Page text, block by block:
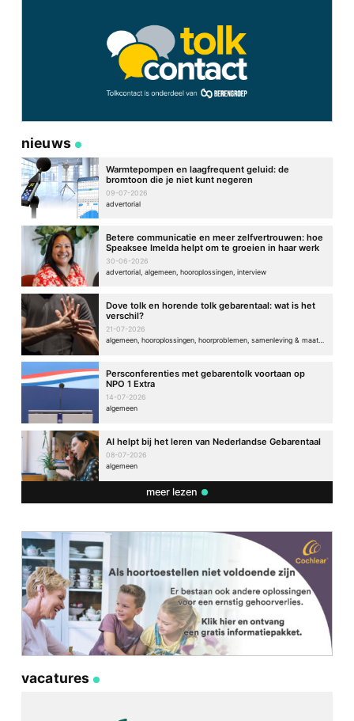
nieuws
Warmtepompen en laagfrequent geluid: de
bromtoon die je niet kunt negeren
09-07-2026
advertorial
Betere communicatie en meer zelfvertrouwen: hoe
Speaksee Imelda helpt om te groeien in haar werk
30-06-2026
advertorial, algemeen, hooroplossingen, interview
Dove tolk en horende tolk gebarentaal: wat is het
verschil?
21-07-2026
Persconferenties met gebarentolk voortaan op
NPO 1 Extra
14-07-2026
algemeen
AI helpt bij het leren van Nederlandse Gebarentaal
08-07-2026
algemeen
meer lezen
vacatures